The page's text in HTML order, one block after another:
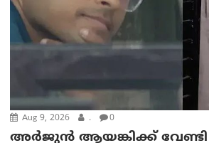
Aug 9, 2026 . 0
അർജുൻ ആയങ്കിക്ക്